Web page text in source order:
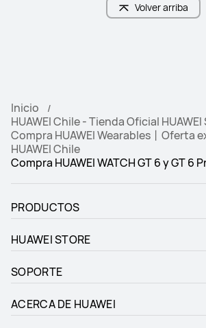
Volver arriba
Inicio
HUAWEI Chile - Tienda Oficial
Compra HUAWEI Wearables丨Oferta
HUAWEI Chile
Compra HUAWEI WATCH GT 6 y GT 6
PRODUCTOS
HUAWEI STORE
SOPORTE
ACERCA DE HUAWEI